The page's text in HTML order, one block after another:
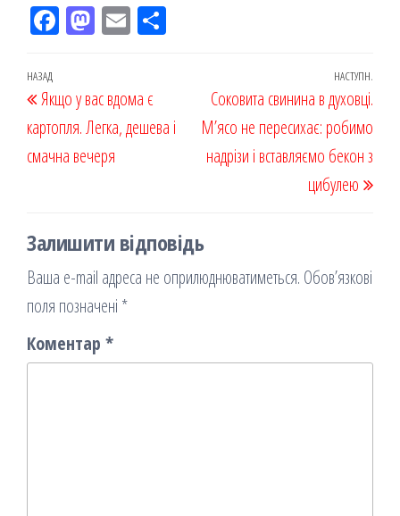
Fac
k
M
on
Em
я
Навігація
записів
Попередній
запис
НАЗАД
Якщо у вас вдома є
картопля. Легка, дешева і
смачна вечеря
НАСТУПН.
Соковита свинина в духовці.
М’ясо не пересихає: робимо
надрізи і вставляємо бекон з
цибулею
Залишити відповідь
Ваша e-mail адреса не оприлюднюватиметься. Обов’язкові
поля позначені *
Коментар *